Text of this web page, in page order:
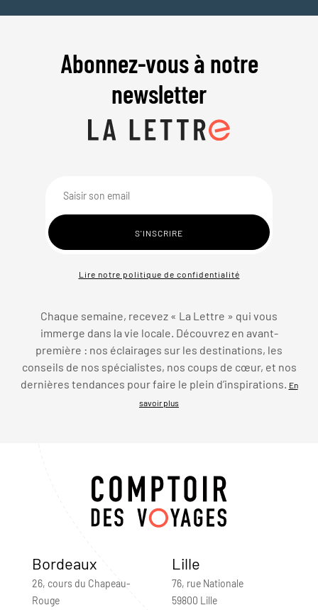
Abonnez-vous à notre
newsletter
Lire notre politique de confidentialité
Chaque semaine, recevez « La Lettre » qui vous
immerge dans la vie locale. Découvrez en avant-
première : nos éclairages sur les destinations, les
conseils de nos spécialistes, nos coups de cœur, et nos
dernières tendances pour faire le plein d’inspirations.
En
savoir plus
Bordeaux
26, cours du Chapeau-
Rouge
Lille
76, rue Nationale
59800 Lille